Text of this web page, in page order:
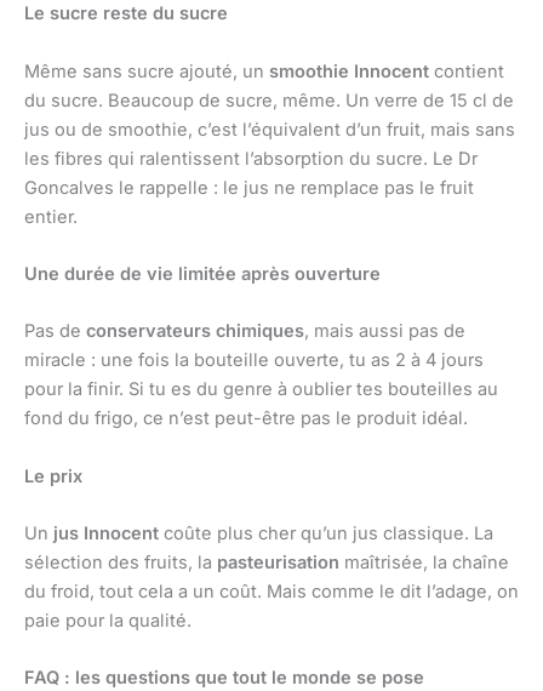
Le sucre reste du sucre
Même sans sucre ajouté, un smoothie Innocent contient
du sucre. Beaucoup de sucre, même. Un verre de 15 cl de
jus ou de smoothie, c’est l’équivalent d’un fruit, mais sans
les fibres qui ralentissent l’absorption du sucre. Le Dr
Goncalves le rappelle : le jus ne remplace pas le fruit
entier.
Une durée de vie limitée après ouverture
Pas de conservateurs chimiques, mais aussi pas de
miracle : une fois la bouteille ouverte, tu as 2 à 4 jours
pour la finir. Si tu es du genre à oublier tes bouteilles au
fond du frigo, ce n’est peut-être pas le produit idéal.
Le prix
Un jus Innocent coûte plus cher qu’un jus classique. La
sélection des fruits, la pasteurisation maîtrisée, la chaîne
du froid, tout cela a un coût. Mais comme le dit l’adage, on
paie pour la qualité.
FAQ : les questions que tout le monde se pose